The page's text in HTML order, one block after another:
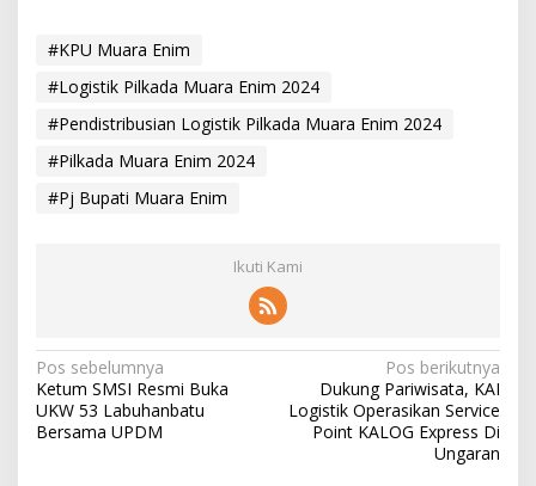
#KPU Muara Enim
#Logistik Pilkada Muara Enim 2024
#Pendistribusian Logistik Pilkada Muara Enim 2024
#Pilkada Muara Enim 2024
#Pj Bupati Muara Enim
Ikuti Kami
N
a
v
Pos sebelumnya
Ketum SMSI Resmi Buka
UKW 53 Labuhanbatu
Bersama UPDM
Pos berikutnya
Dukung Pariwisata, KAI
Logistik Operasikan Service
Point KALOG Express Di
Ungaran